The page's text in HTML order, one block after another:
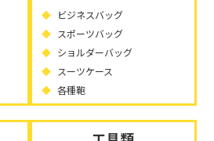
ビジネスバッグ
スポーツバッグ
ショルダーバッグ
スーツケース
各種鞄